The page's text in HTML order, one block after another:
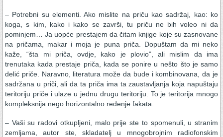
– Potrebni su elementi. Ako mislite na priču kao sadržaj, kao: ko
koga, s kim, kako i kako se završi, tu priču ne bih voleo ni da
pominjem… Ja uopće prestajem da čitam knjige koje su zasnovane
na pričama, makar i moja je puna priča. Dopuštam da mi neko
kaže, “šta mi priča, ovdje, kako je plovio”, ali mislim da ima
trenutaka kada prestaje priča, kada se ponire u nešto što je samo
delić priče. Naravno, literatura može da bude i kombinovana, da je
sadržana u priči, ali da ta priča ima ta zaustavljanja koja napuštaju
teritoriju priče i ulaze u jednu drugu teritoriju. To je teritorija mnogo
kompleksnija nego horizontalno ređenje fakata.
– Vaši su radovi otkupljeni, malo prije ste to spomenuli, u stranim
zemljama, autor ste, skladatelj u mnogobrojnim radiofonskim